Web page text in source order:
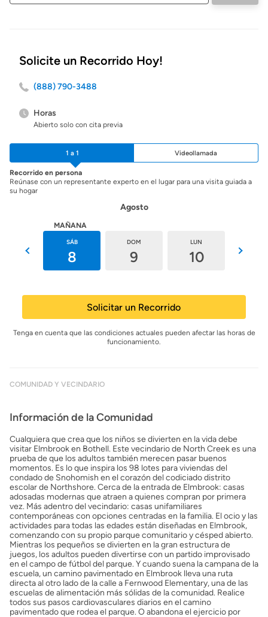
Solicite un Recorrido Hoy!
(888) 790-3488
Horas
Abierto solo con cita previa
1 a 1 Videollamada
Recorrido en persona
Reúnase con un representante experto en el lugar para una visita guiada a
su hogar
Agosto
MAÑANA
SÁB
8
DOM
9
LUN
10
Solicitar un Recorrido
Tenga en cuenta que las condiciones actuales pueden afectar las horas de
funcionamiento.
COMUNIDAD Y VECINDARIO
Información de la Comunidad
Cualquiera que crea que los niños se divierten en la vida debe
visitar Elmbrook en Bothell. Este vecindario de North Creek es una
prueba de que los adultos también merecen pasar buenos
momentos. Es lo que inspira los 98 lotes para viviendas del
condado de Snohomish en el corazón del codiciado distrito
escolar de Northshore. Cerca de la entrada de Elmbrook: casas
adosadas modernas que atraen a quienes compran por primera
vez. Más adentro del vecindario: casas unifamiliares
contemporáneas con opciones centradas en la familia. El ocio y las
actividades para todas las edades están diseñadas en Elmbrook,
comenzando con su propio parque comunitario y césped abierto.
Mientras los pequeños se divierten en la gran estructura de
juegos, los adultos pueden divertirse con un partido improvisado
en el campo de fútbol del parque. Y cuando suena la campana de la
escuela, un camino pavimentado en Elmbrook lleva una ruta
directa al otro lado de la calle a Fernwood Elementary, una de las
escuelas de alimentación más sólidas de la comunidad. Realice
todos sus pasos cardiovasculares diarios en el camino
pavimentado que rodea el parque. O abandona el ejercicio por